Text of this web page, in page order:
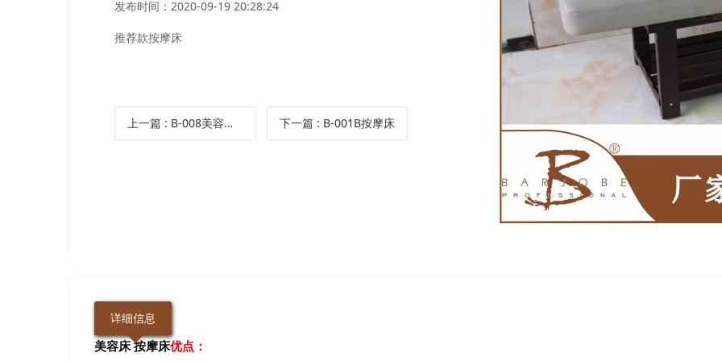
发布时间：2020-09-19 20:28:24
推荐款按摩床
上一篇 : B-008美容床、连锁美容机构首选 下一篇 : B-001B按摩床
详细信息
美容床 按摩床优点：